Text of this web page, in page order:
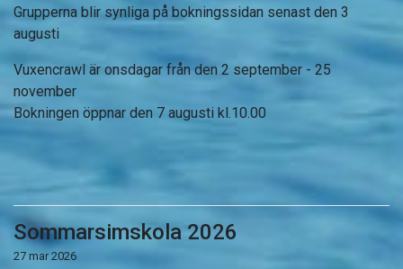
Grupperna blir synliga på bokningssidan senast den 3
augusti
Vuxencrawl är onsdagar från den 2 september - 25
november
Bokningen öppnar den 7 augusti kl.10.00
Sommarsimskola 2026
27 mar 2026